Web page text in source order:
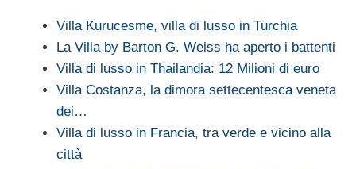
Villa Kurucesme, villa di lusso in Turchia
La Villa by Barton G. Weiss ha aperto i battenti
Villa di lusso in Thailandia: 12 Milioni di euro
Villa Costanza, la dimora settecentesca veneta
dei…
Villa di lusso in Francia, tra verde e vicino alla
città